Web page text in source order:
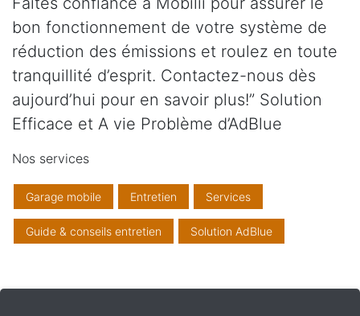
bon fonctionnement de votre système de
réduction des émissions et roulez en toute
tranquillité d’esprit. Contactez-nous dès
aujourd’hui pour en savoir plus!” Solution
Efficace et A vie Problème d’AdBlue
Nos services
Garage mobile Entretien Services
Guide & conseils entretien Solution AdBlue